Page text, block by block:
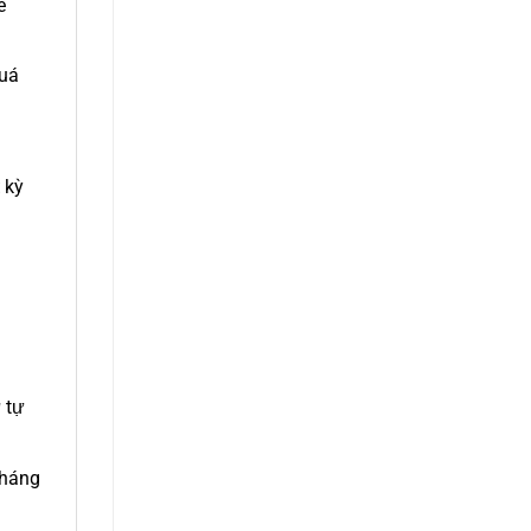
kỳ
tự